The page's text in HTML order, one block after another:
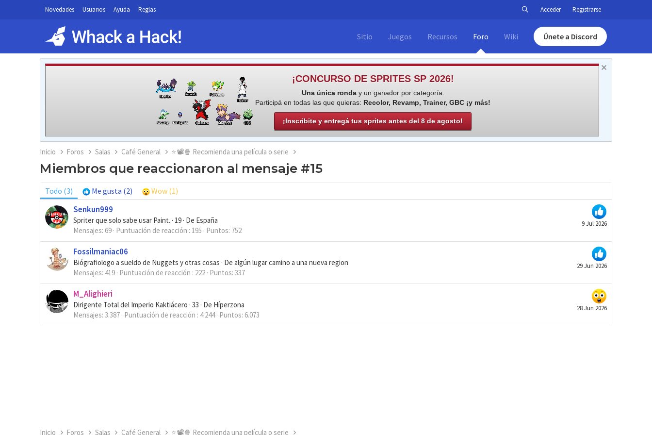
Novedades Usuarios Ayuda Reglas Acceder Registrarse
Sitio Juegos Recursos Foro Wiki Únete a Discord
¡CONCURSO DE SPRITES SP 2026!
Una única ronday un ganador por categoría.
Participá en todas las que quieras: Recolor, Revamp, Trainer, GBC ¡y más!
¡Inscribite y entregá tus sprites antes del 8 de agosto!
Inicio Foros Salas Café General ⭐📽️🍿 Recomienda una película o serie
Miembros que reaccionaron al mensaje #15
Todo (3) Me gusta (2) Wow (1)
9 Jul 2026
Senkun999
Spriter que solo sabe usar Paint. · 19 · De España
Mensajes 69 Puntuación de reacción 195 Puntos 752
29 Jun 2026
Fossilmaniac06
Biógrafiologo a sueldo de Nuggets y otras cosas · De algún lugar camino a una nueva region
Mensajes 419 Puntuación de reacción 222 Puntos 337
28 Jun 2026
M_Alighieri
Dirigente Total del Imperio Kaktiácero · 33 · De Híperzona
Mensajes 3.387 Puntuación de reacción 4.244 Puntos 6.073
Inicio Foros Salas Café General ⭐📽️🍿 Recomienda una película o serie